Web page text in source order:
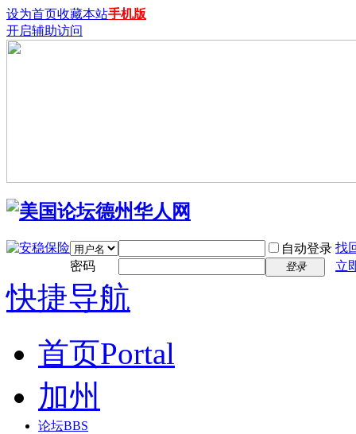
设为首页收藏本站手机版
开启辅助访问
自动登录 找
密码
登录 立
快捷导航
首页Portal
加州
论坛BBS